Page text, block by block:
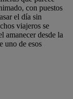
con puestos
el día sin
viajeros se
amanecer desde la
uno de esos